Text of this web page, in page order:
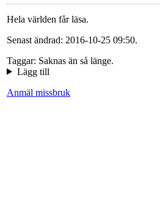
Hela världen får läsa.
Senast ändrad: 2016-10-25 09:50.
Taggar: Saknas än så länge.
Lägg till
Anmäl missbruk